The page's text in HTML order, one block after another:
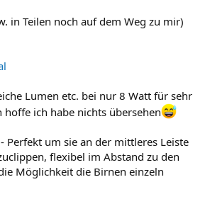
in Teilen noch auf dem Weg zu mir)
Lumen etc. bei nur 8 Watt für sehr
ich habe nichts übersehen
- Perfekt um sie an der mittleres Leiste
flexibel im Abstand zu den
Möglichkeit die Birnen einzeln